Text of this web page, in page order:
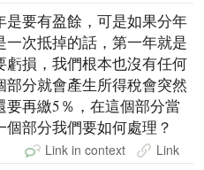
是要有盈餘，可是如果分年
次抵掉的話，第一年就是
虧損，我們根本也沒有任何
分就會產生所得稅會突然
再繳5％，在這個部分當
部分我們要如何處理？
Link in context Link